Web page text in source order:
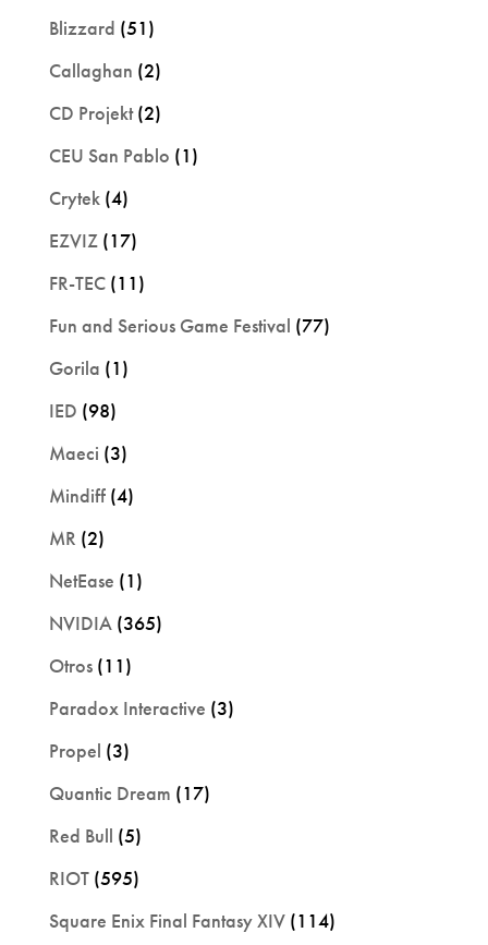
Blizzard (51)
Callaghan (2)
CD Projekt(2)
CEU San Pablo (1)
Crytek(4)
EZVIZ(17)
FR-TEC(11)
Fun and Serious Game Festival (77)
Gorila (1)
IED (98)
Maeci (3)
Mindiff(4)
MR (2)
NetEase (1)
NVIDIA(365)
Otros(11)
Paradox Interactive (3)
Propel (3)
Quantic Dream (17)
Red Bull (5)
RIOT(595)
Square Enix Final Fantasy XIV(114)